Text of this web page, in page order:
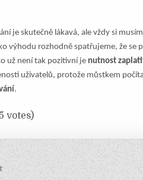
je skutečně lákavá, ale vždy si
výhodu rozhodně spatřujeme, že
už není tak pozitivní je nutnost
uživatelů, protože můstkem
.
votes)